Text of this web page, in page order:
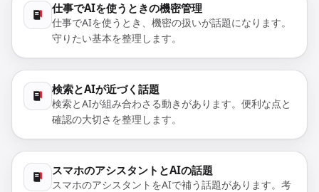
仕事でAIを使うときの機密管理
仕事でAIを使うとき、機密の扱いが話題になります。
守りたい基本を整理します。
検索とAIが近づく話題
検索とAIが組み合わさる動きがあります。便利な点と
確認の大切さを整理します。
スマホのアシスタントとAIの話題
スマホのアシスタントをAIで補う話題があります。考